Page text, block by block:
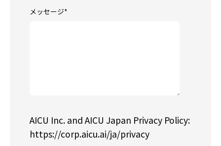
メッセージ*
AICU Inc. and AICU Japan Privacy Policy:
https://corp.aicu.ai/ja/privacy